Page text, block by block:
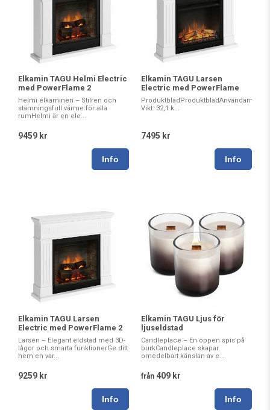
Elkamin TAGU Helmi Electric
med PowerFlame 2
Helmi elkaminen – Stilren och
stämningsfull värme för alla
rumHelmi är en ele...
9459 kr
Elkamin TAGU Larsen
Electric med PowerFlame
Vikt: 32,1 k...
7495 kr
Elkamin TAGU Larsen
Electric med PowerFlame 2
Larsen – Elegant eldstad med 3D-
lågor och smarta funktionerGe ditt
hem en var...
9259 kr
Elkamin TAGU Ljus för
ljuseldstad
Candleplace – En öppen spis på
burkCandleplace skapar
omedelbart känslan av e...
från 409 kr